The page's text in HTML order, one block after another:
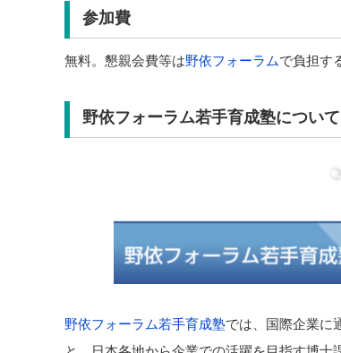
参加費
無料。懇親会費等は野依フォーラムで負担す
野依フォーラム若手育成塾について
野依フォーラム若手育成塾では、国際企業に